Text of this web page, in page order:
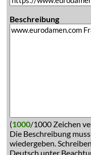
Beschreibung
(1000/1000 Zeichen
Die Beschreibung
wiedergeben.
Deutsch unter